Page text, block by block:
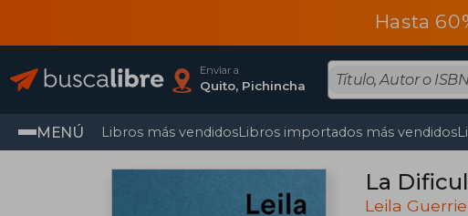
Hasta
Enviar a
Quito, Pichincha
MENÚ Libros más vendidosLibros importados más vendidos
La
Leila